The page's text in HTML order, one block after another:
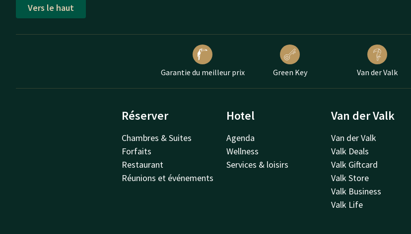
Vers le haut
Garantie du meilleur prix Green Key Van der Valk
Réserver
Chambres & Suites
Forfaits
Restaurant
Réunions et événements
Hotel
Agenda
Wellness
Services & loisirs
Van der Valk
Van der Valk
Valk Deals
Valk Giftcard
Valk Store
Valk Business
Valk Life